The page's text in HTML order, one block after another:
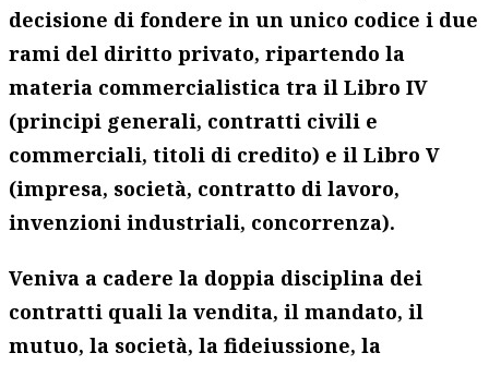
decisione di fondere in un unico codice i due
rami del diritto privato, ripartendo la
materia commercialistica tra il Libro IV
(principi generali, contratti civili e
commerciali, titoli di credito) e il Libro V
(impresa, società, contratto di lavoro,
invenzioni industriali, concorrenza).
Veniva a cadere la doppia disciplina dei
contratti quali la vendita, il mandato, il
mutuo, la società, la fideiussione, la